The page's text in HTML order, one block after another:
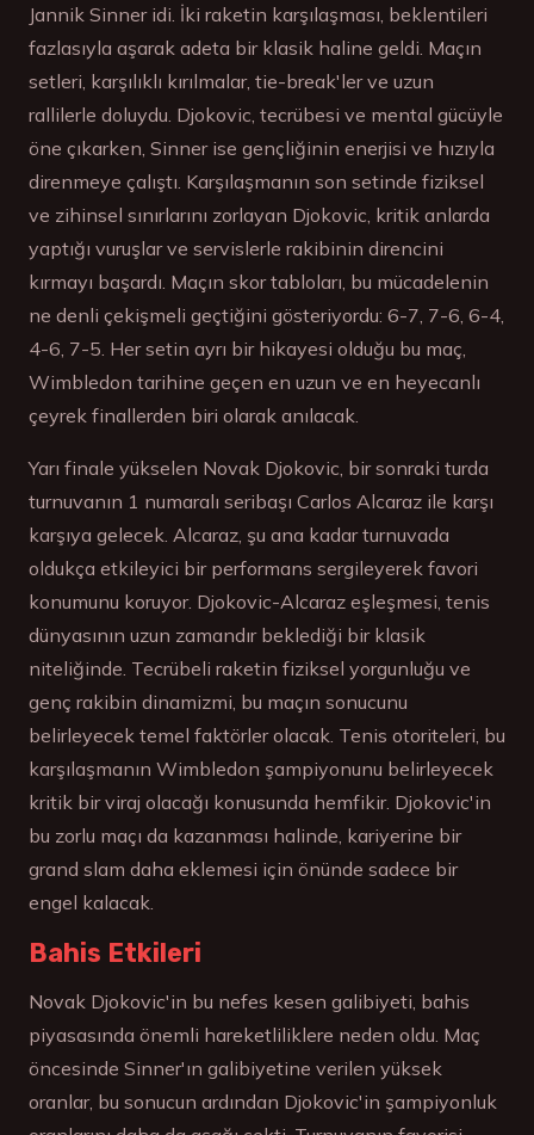
Jannik Sinner idi. İki raketin karşılaşması, beklentileri
fazlasıyla aşarak adeta bir klasik haline geldi. Maçın
setleri, karşılıklı kırılmalar, tie-break'ler ve uzun
rallilerle doluydu. Djokovic, tecrübesi ve mental gücüyle
öne çıkarken, Sinner ise gençliğinin enerjisi ve hızıyla
direnmeye çalıştı. Karşılaşmanın son setinde fiziksel
ve zihinsel sınırlarını zorlayan Djokovic, kritik anlarda
yaptığı vuruşlar ve servislerle rakibinin direncini
kırmayı başardı. Maçın skor tabloları, bu mücadelenin
ne denli çekişmeli geçtiğini gösteriyordu: 6-7, 7-6, 6-4,
4-6, 7-5. Her setin ayrı bir hikayesi olduğu bu maç,
Wimbledon tarihine geçen en uzun ve en heyecanlı
çeyrek finallerden biri olarak anılacak.
Yarı finale yükselen Novak Djokovic, bir sonraki turda
turnuvanın 1 numaralı seribaşı Carlos Alcaraz ile karşı
karşıya gelecek. Alcaraz, şu ana kadar turnuvada
oldukça etkileyici bir performans sergileyerek favori
konumunu koruyor. Djokovic-Alcaraz eşleşmesi, tenis
dünyasının uzun zamandır beklediği bir klasik
niteliğinde. Tecrübeli raketin fiziksel yorgunluğu ve
genç rakibin dinamizmi, bu maçın sonucunu
belirleyecek temel faktörler olacak. Tenis otoriteleri, bu
karşılaşmanın Wimbledon şampiyonunu belirleyecek
kritik bir viraj olacağı konusunda hemfikir. Djokovic'in
bu zorlu maçı da kazanması halinde, kariyerine bir
grand slam daha eklemesi için önünde sadece bir
engel kalacak.
Bahis Etkileri
Novak Djokovic'in bu nefes kesen galibiyeti, bahis
piyasasında önemli hareketliliklere neden oldu. Maç
öncesinde Sinner'ın galibiyetine verilen yüksek
oranlar, bu sonucun ardından Djokovic'in şampiyonluk